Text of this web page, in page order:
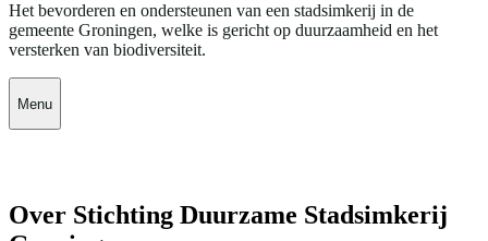
Het bevorderen en ondersteunen van een stadsimkerij in de
gemeente Groningen, welke is gericht op duurzaamheid en het
versterken van biodiversiteit.
Menu
Over Stichting Duurzame Stadsimkerij